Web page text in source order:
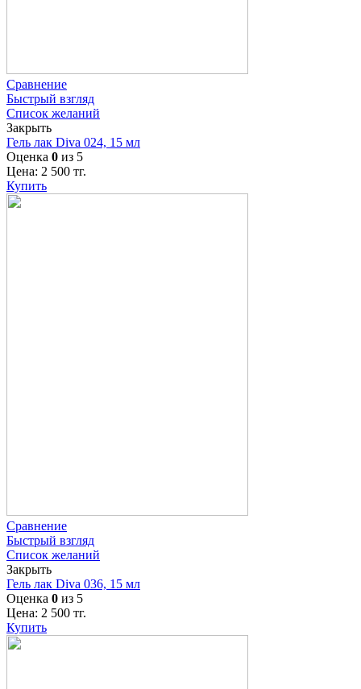
Сравнение
Быстрый взгляд
Список желаний
Закрыть
Гель лак Diva 024, 15 мл
Оценка 0 из 5
Цена: 2 500 тг.
Купить
Сравнение
Быстрый взгляд
Список желаний
Закрыть
Гель лак Diva 036, 15 мл
Оценка 0 из 5
Цена: 2 500 тг.
Купить